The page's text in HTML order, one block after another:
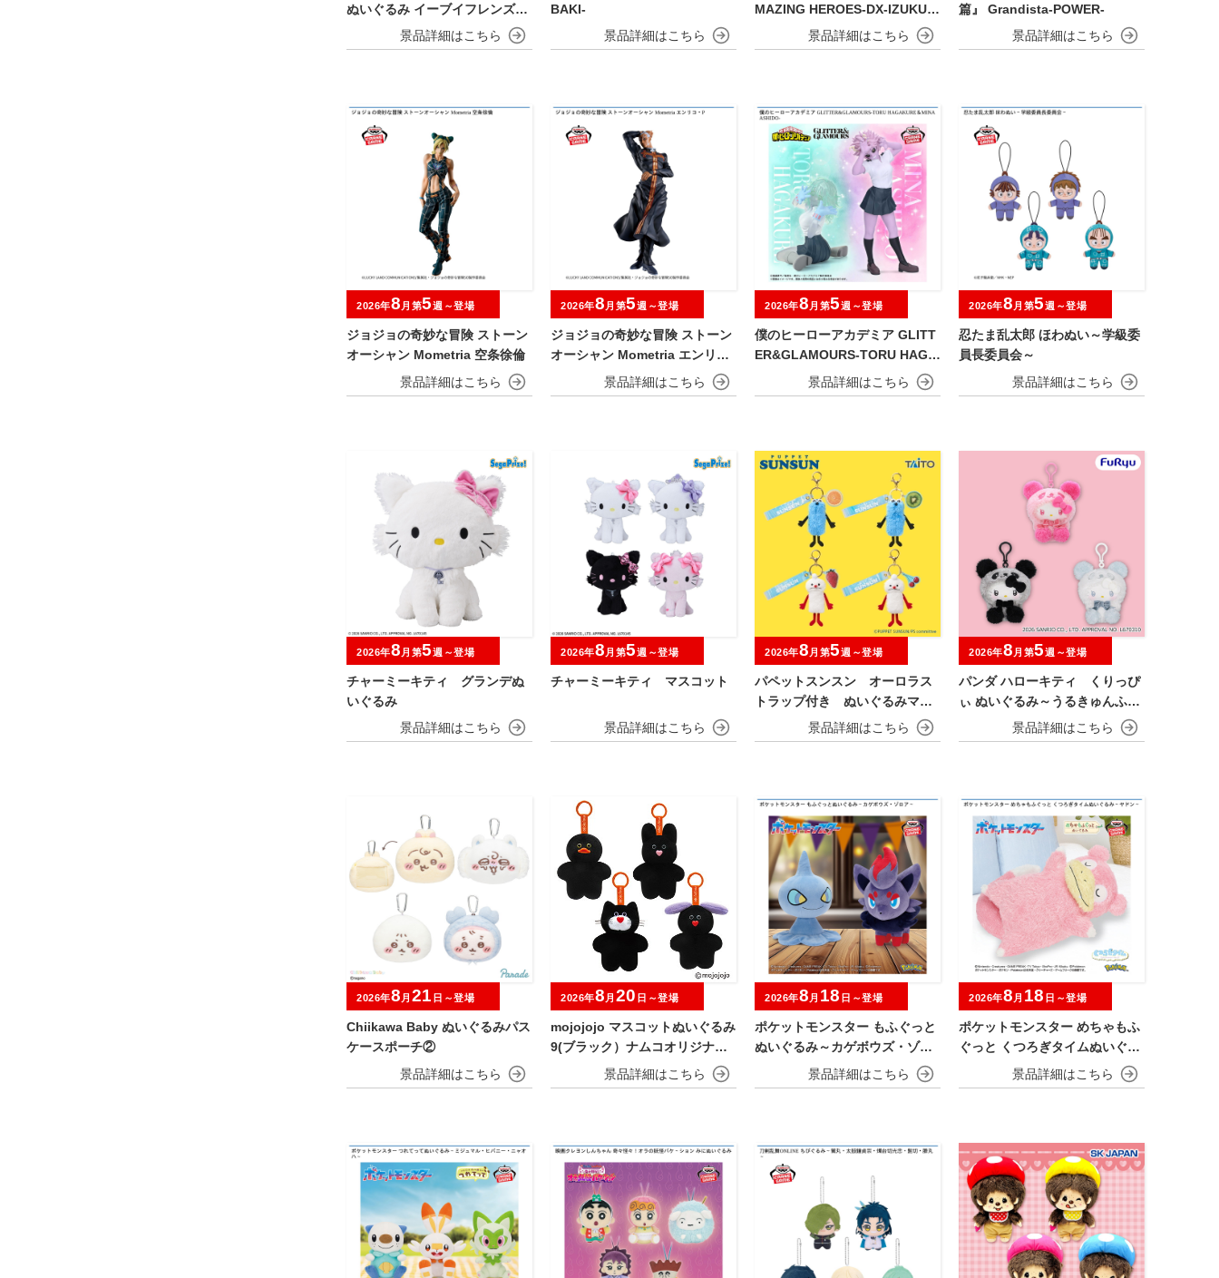
ぬいぐるみ イーブイフレンズ～
エーフィ・ニンフィア～おひる
ねver.
BAKI-
MAZING HEROES-DX-IZUKU
MIDORIYA OVERLAY Ⅱ
篇』 Grandista-POWER-
ジョジョの奇妙な冒険 ストーン
オーシャン Mometria 空条徐倫
2026年8 月第5週～登場
ジョジョの奇妙な冒険 ストーン
オーシャン Mometria エンリ
2026年8 月第5週～登場
僕のヒーローアカデミア GLITT
ER&GLAMOURS-TORU HAGA
KURE＆MINA ASHIDO-
2026年8 月第5週～登場
忍たま乱太郎 ほわぬい～学級委
員長委員会～
2026年8 月第5週～登場
チャーミーキティ グランデぬ
いぐるみ
2026年8 月第5週～登場
チャーミーキティ マスコット
2026年8 月第5週～登場
パペットスンスン オーロラス
トラップ付き ぬいぐるみマス
コット フルーツver.
2026年8 月第5週～登場
パンダ ハローキティ くりっぴ
ぃ ぬいぐるみ～うるきゅんふわ
2026年8 月第5週～登場
Chiikawa Baby ぬいぐるみパス
ケースポーチ②
2026年8 月 21 日～登場
mojojojo マスコットぬいぐるみ
9(ブラック）ナムコオリジナル
2026年8 月 20 日～登場
ポケットモンスター もふぐっと
ぬいぐるみ～カゲボウズ・ゾロ
2026年8 月 18 日～登場
ポケットモンスター めちゃもふ
ぐっと くつろぎタイムぬいぐる
み～ヤドン～
2026年8 月 18 日～登場